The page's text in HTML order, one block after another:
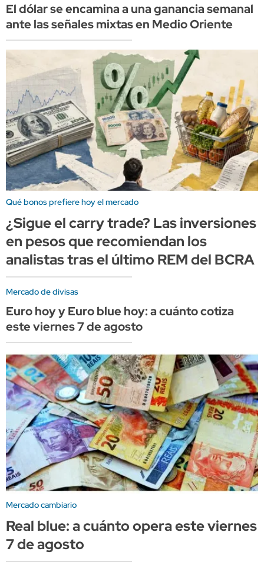
El dólar se encamina a una ganancia semanal
ante las señales mixtas en Medio Oriente
Qué bonos prefiere hoy el mercado
¿Sigue el carry trade? Las inversiones
en pesos que recomiendan los
analistas tras el último REM del BCRA
Mercado de divisas
Euro hoy y Euro blue hoy: a cuánto cotiza
este viernes 7 de agosto
Mercado cambiario
Real blue: a cuánto opera este viernes
7 de agosto